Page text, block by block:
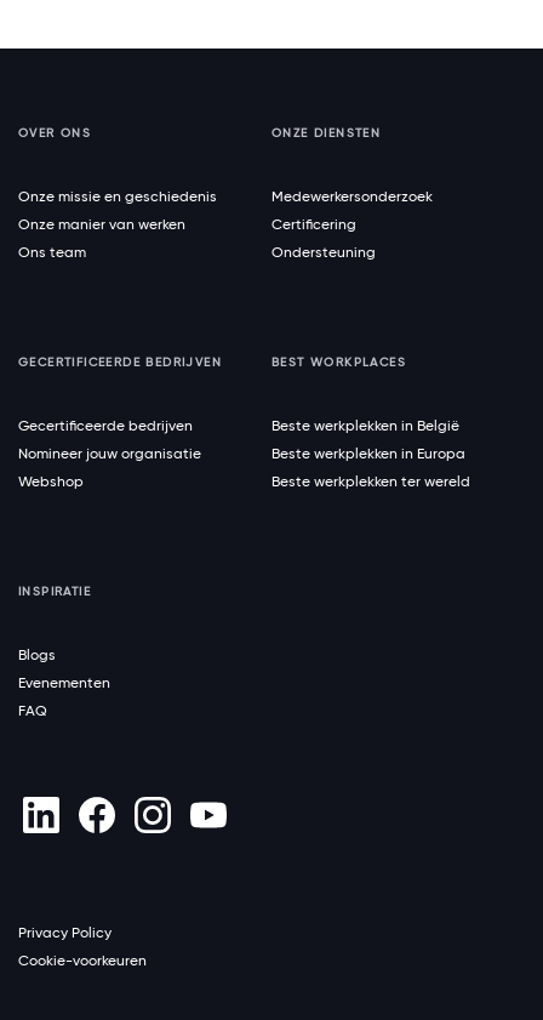
OVER ONS
Onze missie en geschiedenis
Onze manier van werken
Ons team
ONZE DIENSTEN
Medewerkersonderzoek
Certificering
Ondersteuning
GECERTIFICEERDE BEDRIJVEN
Gecertificeerde bedrijven
Nomineer jouw organisatie
Webshop
BEST WORKPLACES
Beste werkplekken in België
Beste werkplekken in Europa
Beste werkplekken ter wereld
INSPIRATIE
Blogs
Evenementen
FAQ
Privacy Policy
Cookie-voorkeuren